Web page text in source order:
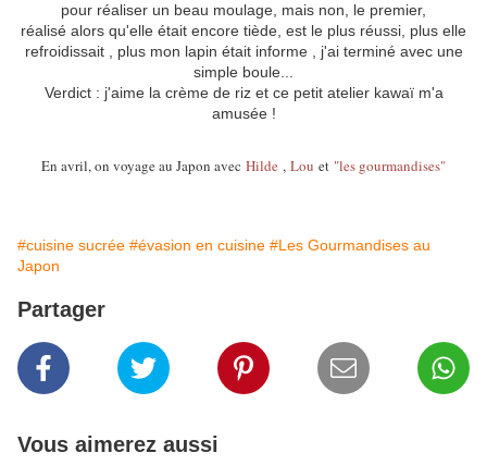
pour réaliser un beau moulage, mais non, le premier,
réalisé alors qu'elle était encore tiède, est le plus réussi, plus elle
refroidissait , plus mon lapin était informe , j'ai terminé avec une
simple boule...
Verdict : j'aime la crème de riz et ce petit atelier kawaï m'a
amusée !
En avril, on voyage au Japon avec Hilde , Lou et "les gourmandises"
#cuisine sucrée #évasion en cuisine #Les Gourmandises au
Japon
Partager
Vous aimerez aussi